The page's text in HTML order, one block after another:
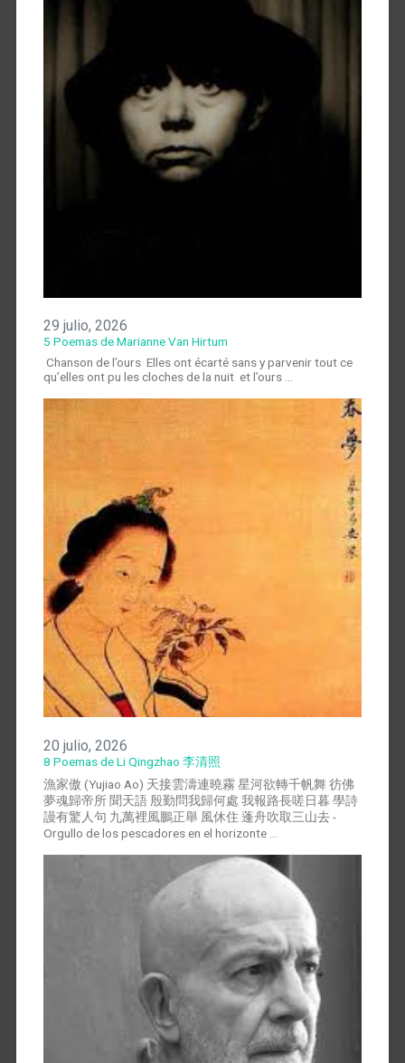
29 julio, 2026
5 Poemas de Marianne Van Hirtum
Chanson de l’ours Elles ont écarté sans y parvenir tout ce
qu’elles ont pu les cloches de la nuit et l’ours …
20 julio, 2026
8 Poemas de Li Qingzhao 李清照
漁家傲 (Yujiao Ao) 天接雲濤連曉霧 星河欲轉千帆舞 彷佛
夢魂歸帝所 聞天語 殷勤問我歸何處 我報路長嗟日暮 學詩
謾有驚人句 九萬裡風鵬正舉 風休住 蓬舟吹取三山去 -
Orgullo de los pescadores en el horizonte …